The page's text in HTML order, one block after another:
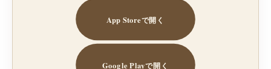
App Storeで開く
Google Playで開く